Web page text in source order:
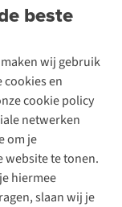
beste
wij gebruik
en
cookie policy
netwerken
om je
website te tonen.
hiermee
slaan wij je